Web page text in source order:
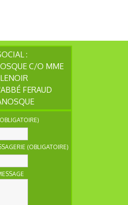
:
C/O MME
FERAUD
(OBLIGATOIRE)